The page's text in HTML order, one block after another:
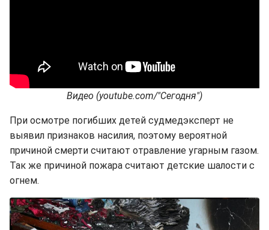
Видео (youtube.com/"Сегодня")
При осмотре погибших детей судмедэксперт не
выявил признаков насилия, поэтому вероятной
причиной смерти считают отравление угарным газом.
Так же причиной пожара считают детские шалости с
огнем.